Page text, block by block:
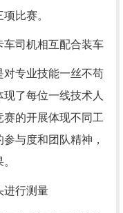
比赛。
车司机相互配合装车
对专业技能一丝不苟
了每位一线技术人
的开展体现不同工
与度和团队精神，
进行测量